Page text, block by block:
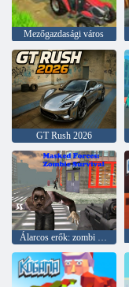
Mezőgazdasági város
GT Rush 2026